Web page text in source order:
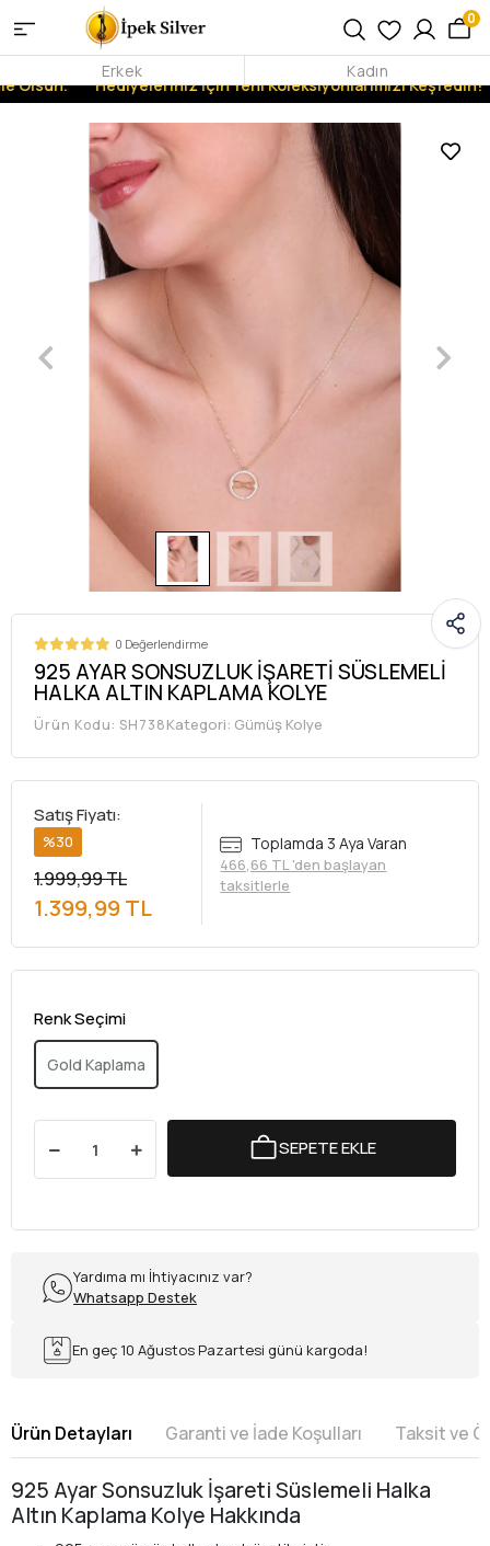
Olsun. Hediyeleriniz İçin Yeni Koleksiyonlarımızı Keşfedin!
0
Erkek Kadın
0 Değerlendirme
925 AYAR SONSUZLUK İŞARETİ SÜSLEMELİ
HALKA ALTIN KAPLAMA KOLYE
Ürün Kodu: SH738Kategori: Gümüş Kolye
Satış Fiyatı:
%30
1.999,99 TL
1.399,99 TL
Toplamda 3 Aya Varan
466,66 TL 'den başlayan
taksitlerle
Renk Seçimi
Gold Kaplama
SEPETE EKLE
Yardıma mı İhtiyacınız var?
Whatsapp Destek
En geç 10 Ağustos Pazartesi günü kargoda!
Ürün Detayları Garanti ve İade Koşulları Taksit ve
925 Ayar Sonsuzluk İşareti Süslemeli Halka
Altın Kaplama Kolye Hakkında